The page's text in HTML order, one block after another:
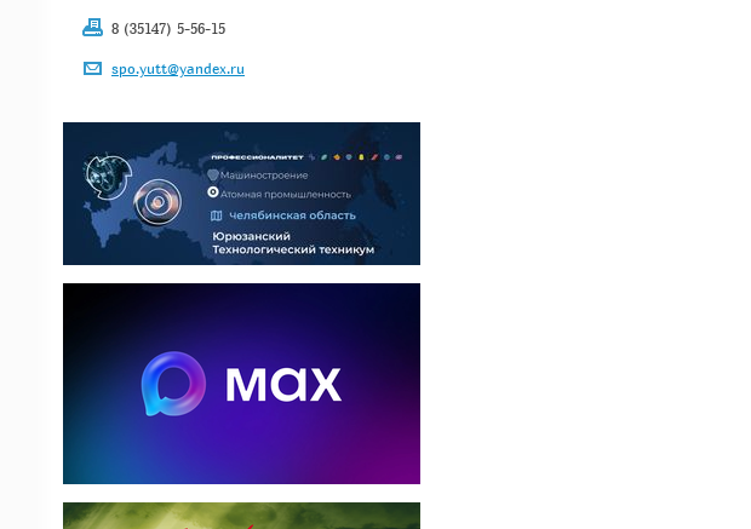
8 (35147) 5-56-15
spo.yutt@yandex.ru